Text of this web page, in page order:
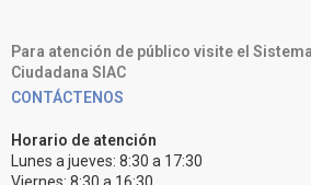
Para atención de público visite el
Ciudadana SIAC
CONTÁCTENOS
Horario de atención
Lunes a jueves: 8:30 a 17:30